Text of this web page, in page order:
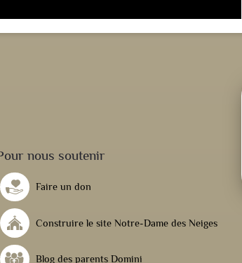
nous soutenir
Faire un don
Construire le site Notre-Dame des Neiges
Blog des parents Domini